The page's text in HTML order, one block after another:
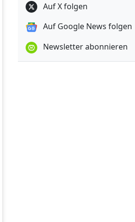
Auf X folgen
Auf Google News folgen
Newsletter abonnieren